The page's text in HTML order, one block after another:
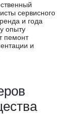
сервисного
и года
опыту
пемонт
и